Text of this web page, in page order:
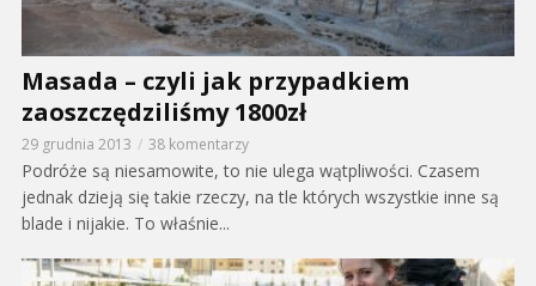
Masada – czyli jak przypadkiem
zaoszczędziliśmy 1800zł
29 grudnia 2013 38 komentarzy
Podróże są niesamowite, to nie ulega wątpliwości. Czasem
jednak dzieją się takie rzeczy, na tle których wszystkie inne są
blade i nijakie. To właśnie...